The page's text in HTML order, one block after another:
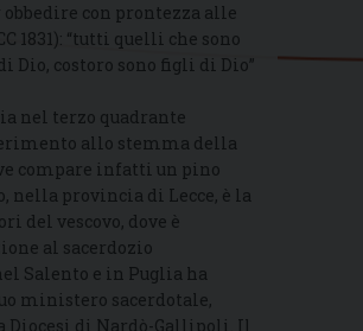
con prontezza alle
1831): “tutti quelli che sono
costoro sono figli di Dio”
nel terzo quadrante
allo stemma della
compare infatti un pino
provincia di Lecce, è la
del vescovo, dove è
al sacerdozio
Salento e in Puglia ha
ministero sacerdotale,
Diocesi di Nardò-Gallipoli. Il